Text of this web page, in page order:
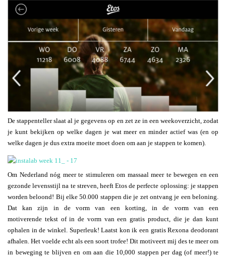
De stappenteller slaat al je gegevens op en zet ze in een weekoverzicht, zodat
je kunt bekijken op welke dagen je wat meer en minder actief was (en op
welke dagen je dus extra moeite moet doen om aan je stappen te komen).
Om Nederland nóg meer te stimuleren om massaal meer te bewegen en een
gezonde levensstijl na te streven, heeft Etos de perfecte oplossing: je stappen
worden beloond! Bij elke 50.000 stappen die je zet ontvang je een beloning.
Dat kan zijn in de vorm van een korting, in de vorm van een
motiverende tekst of in de vorm van een gratis product, die je dan kunt
ophalen in de winkel. Superleuk! Laatst kon ik een gratis Rexona deodorant
afhalen. Het voelde echt als een soort trofee! Dit motiveert mij des te meer om
in beweging te blijven en om aan die 10,000 stappen per dag (of meer!) te